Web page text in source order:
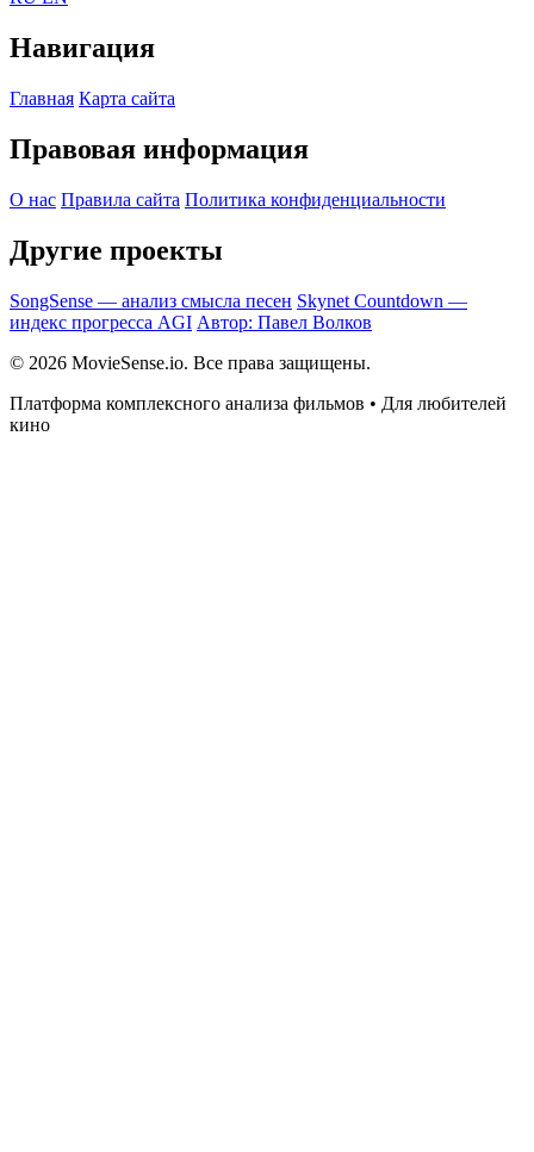
Навигация
Главная Карта сайта
Правовая информация
О нас Правила сайта Политика конфиденциальности
Другие проекты
SongSense — анализ смысла песен Skynet Countdown —
индекс прогресса AGI Автор: Павел Волков
© 2026 MovieSense.io. Все права защищены.
Платформа комплексного анализа фильмов • Для любителей
кино